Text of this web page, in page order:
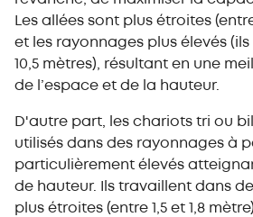
Les allées sont plus étroites
et les rayonnages plus élevés
10,5 mètres), résultant en une
de l’espace et de la hauteur.
D'autre part, les chariots tri ou
utilisés dans des rayonnages à
particulièrement élevés
de hauteur. Ils travaillent dans
plus étroites (entre 1,5 et 1,8